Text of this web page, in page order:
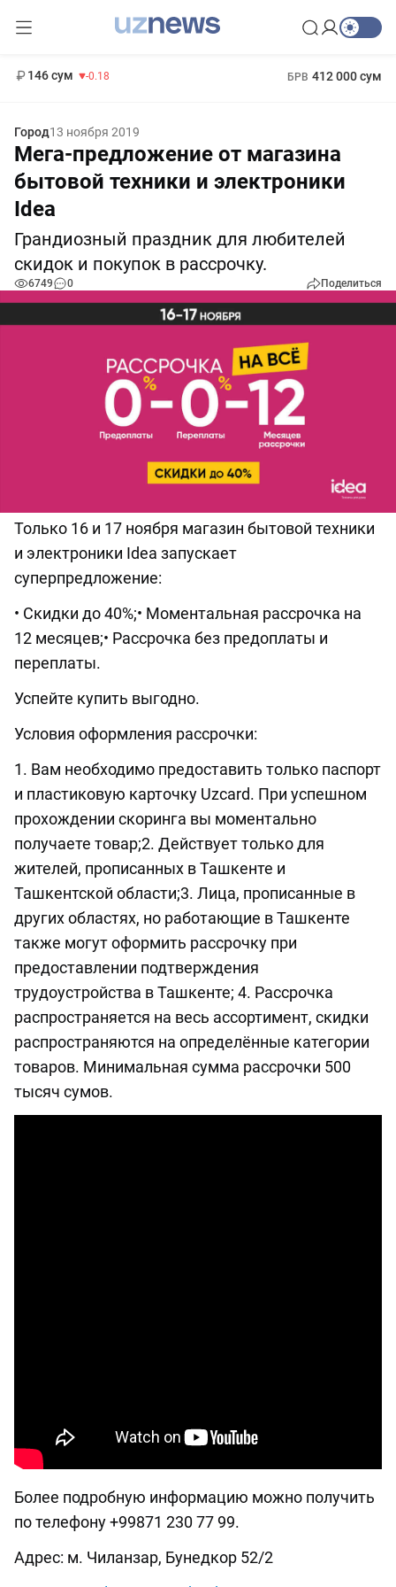
146 сум -0.18 БРВ 412 000 сум
Город13 ноября 2019
Мега-предложение от магазина
бытовой техники и электроники
Idea
Грандиозный праздник для любителей
скидок и покупок в рассрочку.
6749 0 Поделиться
Только 16 и 17 ноября магазин бытовой техники
и электроники Idea запускает
суперпредложение:
• Скидки до 40%;• Моментальная рассрочка на
12 месяцев;• Рассрочка без предоплаты и
переплаты.
Успейте купить выгодно.
Условия оформления рассрочки:
1. Вам необходимо предоставить только паспорт
и пластиковую карточку Uzcard. При успешном
прохождении скоринга вы моментально
получаете товар;2. Действует только для
жителей, прописанных в Ташкенте и
Ташкентской области;3. Лица, прописанные в
других областях, но работающие в Ташкенте
также могут оформить рассрочку при
предоставлении подтверждения
трудоустройства в Ташкенте; 4. Рассрочка
распространяется на весь ассортимент, скидки
распространяются на определённые категории
товаров. Минимальная сумма рассрочки 500
тысяч сумов.
Более подробную информацию можно получить
по телефону +99871 230 77 99.
Адрес: м. Чиланзар, Бунедкор 52/2